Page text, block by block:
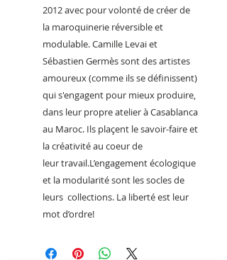
2012 avec pour volonté de créer de
la maroquinerie réversible et
modulable. Camille Levai et
Sébastien Germès sont des artistes
amoureux (comme ils se définissent)
qui s'engagent pour mieux produire,
dans leur propre atelier à Casablanca
au Maroc. Ils plaçent le savoir-faire et
la créativité au coeur de
leur travail.L’engagement écologique
et la modularité sont les socles de
leurs collections. La liberté est leur
mot d’ordre!